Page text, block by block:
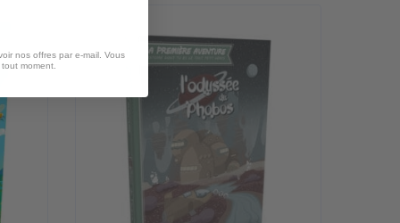
nos offres par e-mail. Vous
moment.